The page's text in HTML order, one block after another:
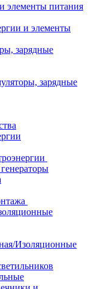
элементы питания
и элементы
зарядные
зарядные
Изоляционные